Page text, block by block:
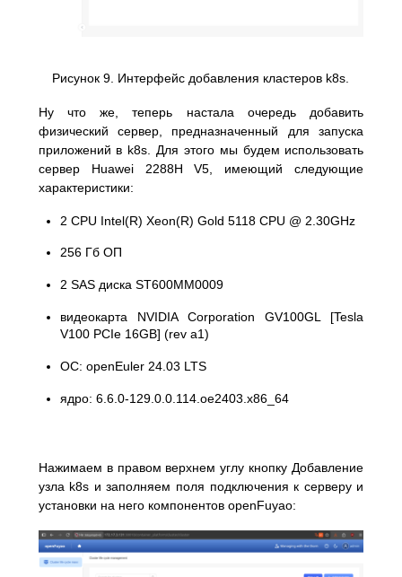
Рисунок 9. Интерфейс добавления кластеров k8s.
Ну что же, теперь настала очередь добавить
физический сервер, предназначенный для запуска
приложений в k8s. Для этого мы будем использовать
сервер Huawei 2288H V5, имеющий следующие
характеристики:
2 CPU Intel(R) Xeon(R) Gold 5118 CPU @ 2.30GHz
256 Гб ОП
2 SAS диска ST600MM0009
видеокарта NVIDIA Corporation GV100GL [Tesla
V100 PCIe 16GB] (rev a1)
ОС: openEuler 24.03 LTS
ядро: 6.6.0-129.0.0.114.oe2403.x86_64
Нажимаем в правом верхнем углу кнопку Добавление
узла k8s и заполняем поля подключения к серверу и
установки на него компонентов openFuyao: